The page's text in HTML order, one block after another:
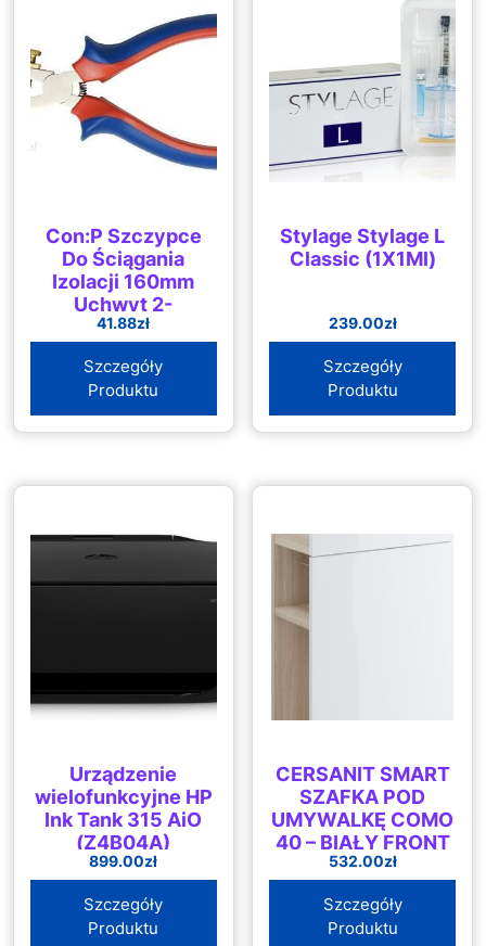
Con:P Szczypce
Do Ściągania
Izolacji 160mm
Uchwyt 2-
Komponentowy
41.88zł
Szczegóły
Produktu
Stylage Stylage L
Classic (1X1Ml)
239.00zł
Szczegóły
Produktu
Urządzenie
wielofunkcyjne HP
Ink Tank 315 AiO
(Z4B04A)
899.00zł
Szczegóły
Produktu
CERSANIT SMART
SZAFKA POD
UMYWALKĘ COMO
40 – BIAŁY FRONT
– S568-022
532.00zł
Szczegóły
Produktu